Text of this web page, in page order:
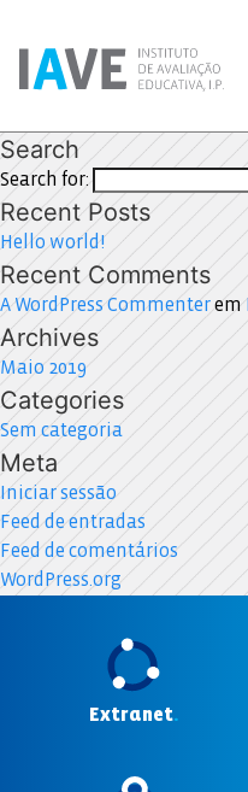
Search
Search for:
Recent Posts
Hello world!
Recent Comments
A WordPress Commenterem
Archives
Maio 2019
Categories
Sem categoria
Meta
Iniciar sessão
Feed de entradas
Feed de comentários
WordPress.org
Extranet.